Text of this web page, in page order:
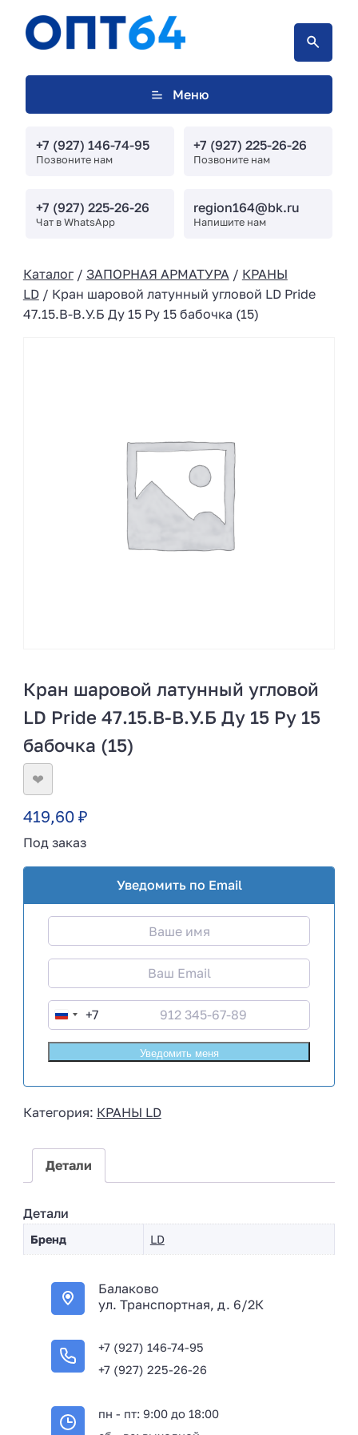
Меню
+7 (927) 146-74-95
Позвоните нам
+7 (927) 225-26-26
Позвоните нам
+7 (927) 225-26-26
Чат в WhatsApp
region164@bk.ru
Напишите нам
Каталог/ ЗАПОРНАЯ АРМАТУРА / КРАНЫ
LD/ Кран шаровой латунный угловой LD Pride
47.15.B-B.У.Б Ду 15 Ру 15 бабочка (15)
Кран шаровой латунный угловой
LD Pride 47.15.B-B.У.Б Ду 15 Ру 15
бабочка (15)
❤
419,60 ₽
Под заказ
Уведомить по Email
R
u
s
a
7
+7
Категория: КРАНЫ LD
Детали
Детали
Бренд LD
Балаково
ул. Транспортная, д. 6/2К
+7 (927) 146-74-95
+7 (927) 225-26-26
пн - пт: 9:00 до 18:00